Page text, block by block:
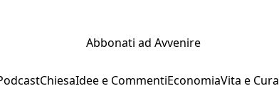
Abbonati ad Avvenire
ChiesaIdee e CommentiEconomiaVita e Cura